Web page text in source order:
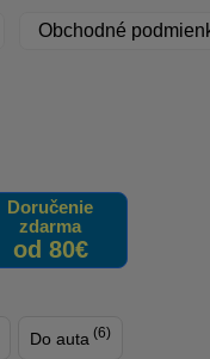
Obchodné
Doručenie
zdarma
od 80€
Do auta (6)